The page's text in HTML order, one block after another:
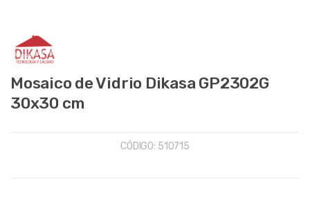
Mosaico de Vidrio Dikasa GP2302G
30x30 cm
CÓDIGO: 510715